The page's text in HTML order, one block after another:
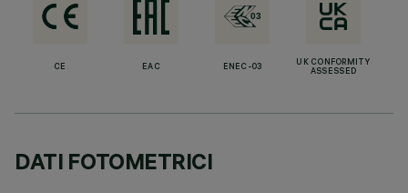
CE EAC ENEC-03
UK CONFORMITY
ASSESSED
DATI FOTOMETRICI